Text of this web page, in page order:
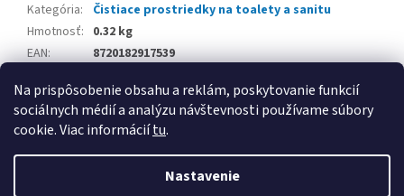
Na prispôsobenie obsahu a reklám, poskytovanie funkcií
sociálnych médií a analýzu návštevnosti používame súbory
cookie. Viac informáciítu.
Nastavenie
Kategória:
Čistiace prostriedky na toalety a sanitu
Hmotnosť: 0.32 kg
EAN:
8720182917539